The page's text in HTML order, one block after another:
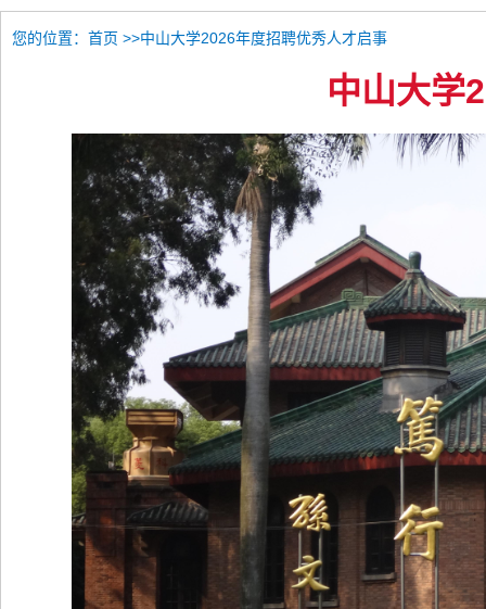
您的位置： 首页 >>中山大学2026年度招聘优秀人才启事
中山大学